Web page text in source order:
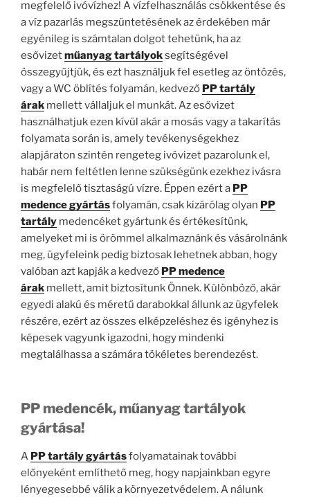
megfelelő ivóvízhez! A vízfelhasználás csökkentése és
a víz pazarlás megszüntetésének az érdekében már
egyénileg is számtalan dolgot tehetünk, ha az
esővizetműanyag tartályoksegítségével
összegyűjtjük, és ezt használjuk fel esetleg az öntözés,
vagy a WC öblítés folyamán, kedvező PP tartály
árak mellett vállaljuk el munkát. Az esővizet
használhatjuk ezen kívül akár a mosás vagy a takarítás
folyamata során is, amely tevékenységekhez
alapjáraton szintén rengeteg ivóvizet pazarolunk el,
habár nem feltétlen lenne szükségünk ezekhez ivásra
is megfelelő tisztaságú vízre. Éppen ezért a PP
medence gyártásfolyamán, csak kizárólag olyan PP
tartály medencéket gyártunk és értékesítünk,
amelyeket mi is örömmel alkalmaznánk és vásárolnánk
meg, ügyfeleink pedig biztosak lehetnek abban, hogy
valóban azt kapják a kedvező PP medence
árak mellett, amit biztosítunk Önnek. Különböző, akár
egyedi alakú és méretű darabokkal állunk az ügyfelek
részére, ezért az összes elképzeléshez és igényhez is
képesek vagyunk igazodni, hogy mindenki
megtalálhassa a számára tökéletes berendezést.
PP medencék, műanyag tartályok
gyártása!
A PP tartály gyártásfolyamatainak további
előnyeként említhető meg, hogy napjainkban egyre
lényegesebbé válik a környezetvédelem. A nálunk